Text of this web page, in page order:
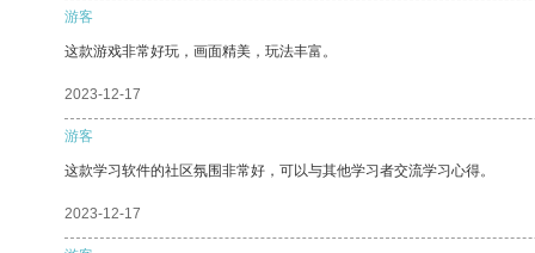
游客
这款游戏非常好玩，画面精美，玩法丰富。
2023-12-17
游客
这款学习软件的社区氛围非常好，可以与其他学习者交流学习心得。
2023-12-17